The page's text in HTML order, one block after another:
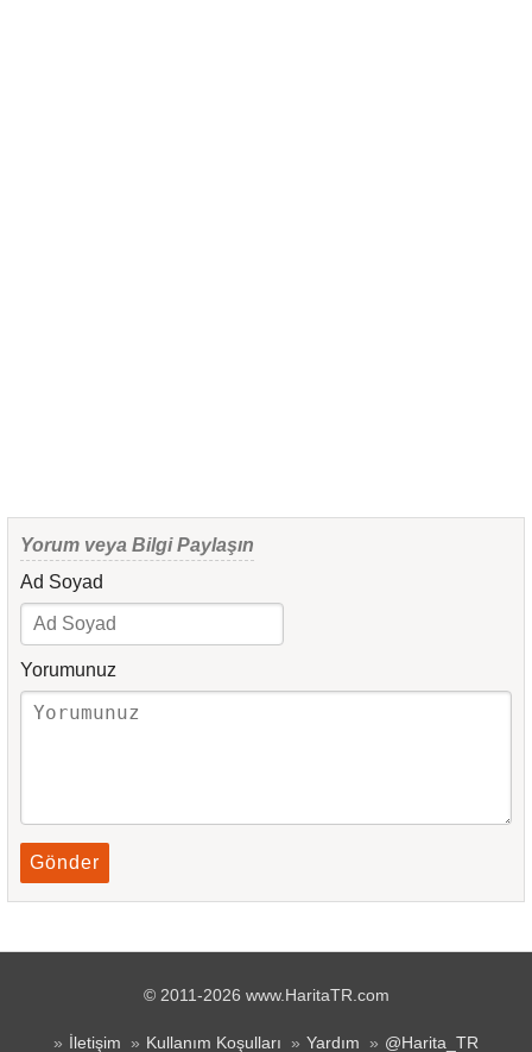
Yorum veya Bilgi Paylaşın
Ad Soyad
Yorumunuz
Gönder
© 2011-2026 www.HaritaTR.com
İletişim Kullanım Koşulları Yardım @Harita_TR